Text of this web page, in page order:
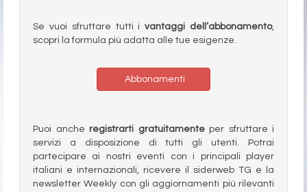
Se vuoi sfruttare tutti ivantaggi dell’abbonamento,
scopri la formula più adatta alle tue esigenze.
Abbonamenti
Puoi anche registrarti gratuitamenteper sfruttare i
servizi a disposizione di tutti gli utenti. Potrai
partecipare ai nostri eventi con i principali player
italiani e internazionali, ricevere il siderweb TG e la
newsletter Weekly con gli aggiornamenti più rilevanti